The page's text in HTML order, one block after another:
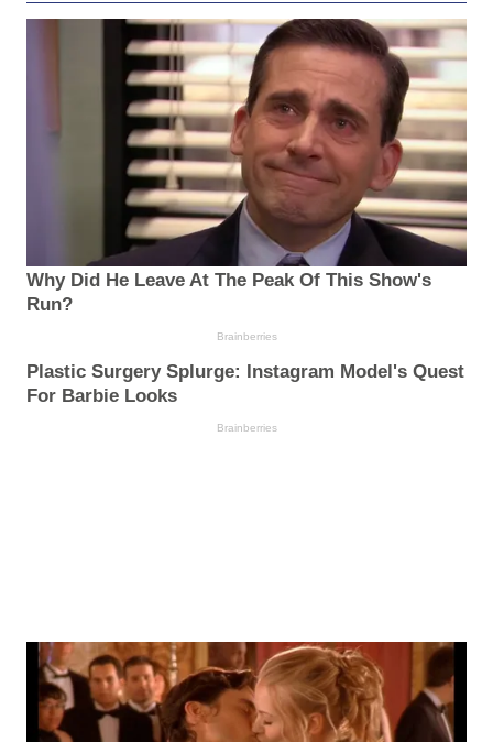
Why Did He Leave At The Peak Of This Show's
Run?
Brainberries
Plastic Surgery Splurge: Instagram Model's Quest
For Barbie Looks
Brainberries